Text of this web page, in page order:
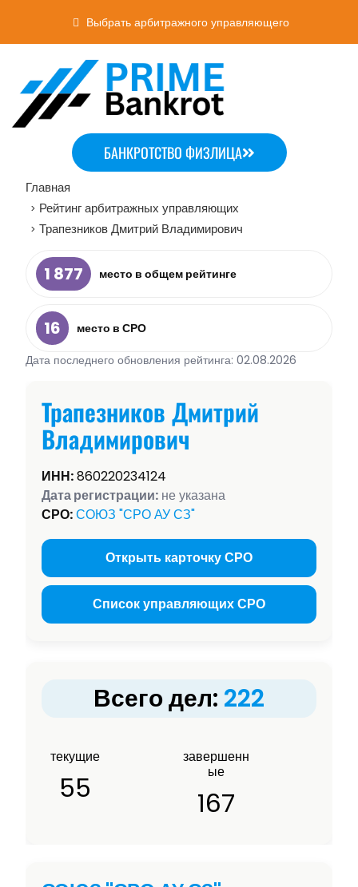
Выбрать арбитражного управляющего
БАНКРОТСТВО ФИЗЛИЦА
Главная
> Рейтинг арбитражных управляющих
> Трапезников Дмитрий Владимирович
1 877 место в общем рейтинге
16
место в СРО
Дата последнего обновления рейтинга: 02.08.2026
Трапезников Дмитрий
Владимирович
ИНН:860220234124
Дата регистрации: не указана
СРО:СОЮЗ "СРО АУ СЗ"
Открыть карточку СРО
Список управляющих СРО
Всего дел: 222
текущие
55
завершенн
ые
167